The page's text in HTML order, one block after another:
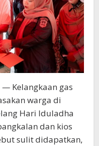
— Kelangkaan gas
warga di
Hari Iduladha
dan kios
sulit didapatkan,